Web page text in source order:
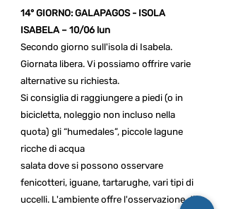
14° GIORNO: GALAPAGOS - ISOLA
ISABELA – 10/06 lun
Secondo giorno sull'isola di Isabela.
Giornata libera. Vi possiamo offrire varie
alternative su richiesta.
Si consiglia di raggiungere a piedi (o in
bicicletta, noleggio non incluso nella
quota) gli “humedales”, piccole lagune
ricche di acqua
salata dove si possono osservare
fenicotteri, iguane, tartarughe, vari tipi di
uccelli. L'ambiente offre l'osservazione di